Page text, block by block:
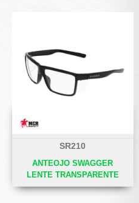
SR210
ANTEOJO SWAGGER
LENTE TRANSPARENTE